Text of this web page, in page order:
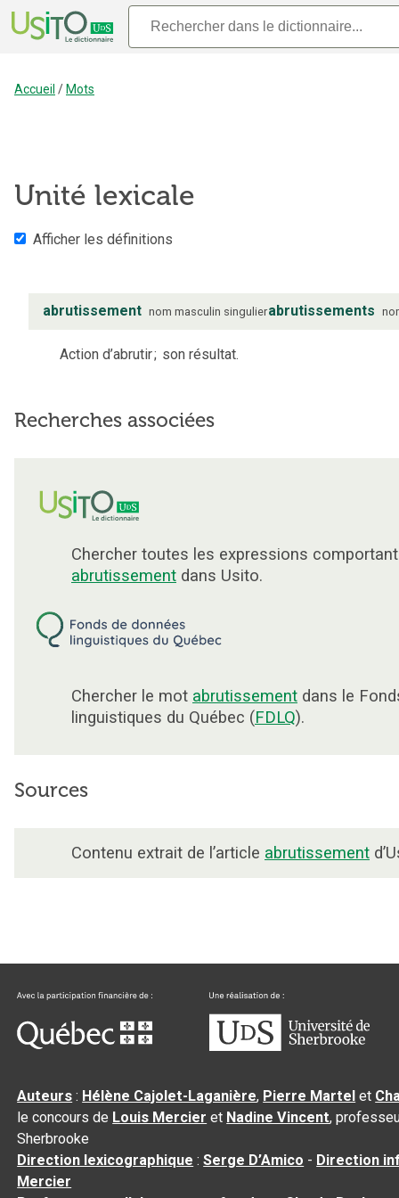
Accueil / Mots
Unité lexicale
Afficher les définitions
abrutissement nom masculin singulierabrutissements
Action d’abrutir; son résultat.
Recherches associées
Chercher toutes les expressions
abrutissement dans Usito.
Chercher le mot abrutissement dans le
linguistiques du Québec (FDLQ).
Sources
Contenu extrait de l’article abrutissement
Auteurs : Hélène Cajolet-Laganière, Pierre Martel et
le concours de Louis Mercier et Nadine Vincent,
Sherbrooke
Direction lexicographique :Serge D’Amico - Direction
Mercier